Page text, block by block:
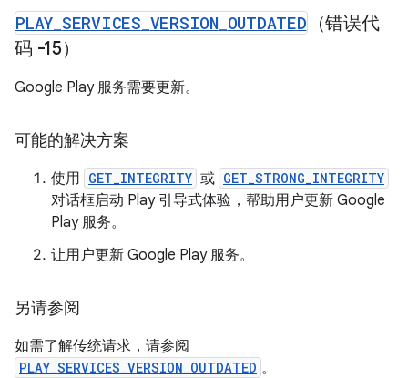
PLAY SERVICES VERSION OUTDATED （错误代
码 -15）
Google Play 服务需要更新。
可能的解决方案
使用 GET_INTEGRITY 或 GET_STRONG_INTEGRITY
对话框启动 Play 引导式体验，帮助用户更新 Google
Play 服务。
让用户更新 Google Play 服务。
另请参阅
如需了解传统请求，请参阅
PLAY_SERVICES_VERSION_OUTDATED 。